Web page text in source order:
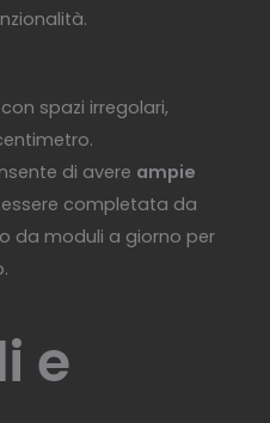
spazi irregolari,
di avere ampie
completata da
da moduli a giorno per
e